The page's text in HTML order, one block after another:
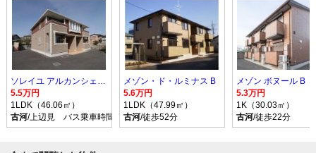
ソレイユ アルカンシェル Ｂ
5.5万円
1LDK（46.06㎡）
古河/上辺見 バス乗車時間10分 停歩9分
メゾン・ド・ルミナス B
5.6万円
1LDK（47.99㎡）
古河/徒歩52分
メゾン ボヌール B
5.3万円
1K（30.03㎡）
古河/徒歩22分